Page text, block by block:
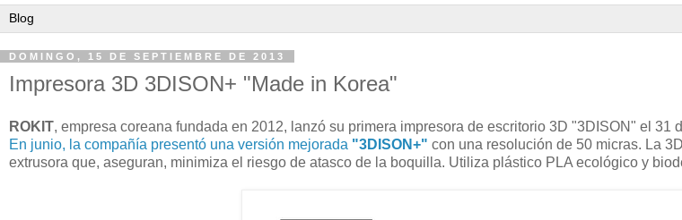
DOMINGO, 15 DE SEPTIEMBRE DE 2013
Impresora 3D 3DISON+ "Made in Korea"
ROKIT, empresa coreana fundada en 2012, lanzó su primera impresora de escritorio 3D "3DISON" el 31
En junio, la compañía presentó una versión mejorada "3DISON+" con una resolución de 50 micras. La
extrusora que, aseguran, minimiza el riesgo de atasco de la boquilla. Utiliza plástico PLA ecológico y